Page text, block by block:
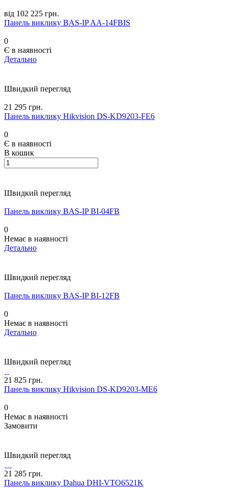
від 102 225 грн.
Панель виклику BAS-IP AA-14FBIS
0
Є в наявності
Детально
Швидкий перегляд
21 295 грн.
Панель виклику Hikvision DS-KD9203-FE6
0
Є в наявності
В кошик
Швидкий перегляд
Панель виклику BAS-IP BI-04FB
0
Немає в наявності
Детально
Швидкий перегляд
Панель виклику BAS-IP BI-12FB
0
Немає в наявності
Детально
Швидкий перегляд
21 825 грн.
Панель виклику Hikvision DS-KD9203-ME6
0
Немає в наявності
Замовити
Швидкий перегляд
21 285 грн.
Панель виклику Dahua DHI-VTO6521K